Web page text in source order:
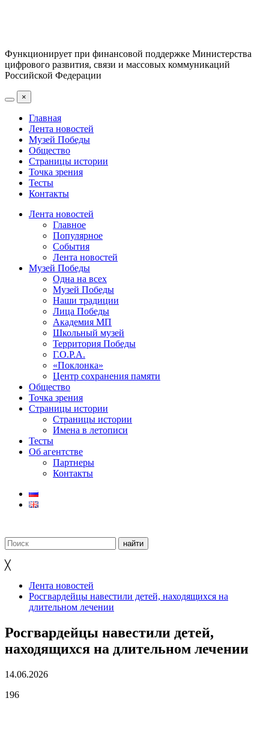
Функционирует при финансовой поддержке Министерства
цифрового развития, связи и массовых коммуникаций
Российской Федерации
×
Главная
Лента новостей
Музей Победы
Общество
Страницы истории
Точка зрения
Тесты
Контакты
Лента новостей
Главное
Популярное
События
Лента новостей
Музей Победы
Одна на всех
Музей Победы
Наши традиции
Лица Победы
Академия МП
Школьный музей
Территория Победы
Г.О.Р.А.
«Поклонка»
Центр сохранения памяти
Общество
Точка зрения
Страницы истории
Страницы истории
Имена в летописи
Тесты
Об агентстве
Партнеры
Контакты
╳
Лента новостей
Росгвардейцы навестили детей, находящихся на
длительном лечении
Росгвардейцы навестили детей,
находящихся на длительном лечении
14.06.2026
196